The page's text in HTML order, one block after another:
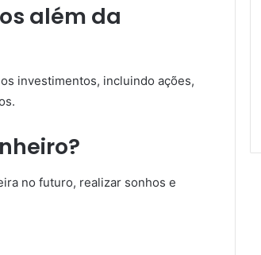
além da
investimentos, incluindo ações,
no futuro, realizar sonhos e